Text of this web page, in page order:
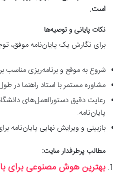
است.
نکات پایانی و توصیه‌ها
برای نگارش یک پایان‌نامه موفق،
شروع به موقع و برنامه‌ریزی مناسب
مشاوره مستمر با استاد راهنما در
رعایت دقیق دستورالعمل‌های
پایان‌نامه.
بازبینی و ویرایش نهایی پایان‌نامه
مطالب پرطرفدار سایت:
بهترین هوش مصنوعی برای